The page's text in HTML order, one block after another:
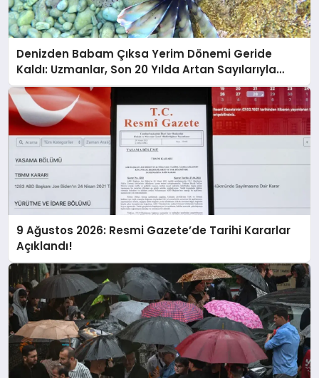
Denizden Babam Çıksa Yerim Dönemi Geride
Kaldı: Uzmanlar, Son 20 Yılda Artan Sayılarıyla
Uyarıyor!
9 Ağustos 2026: Resmi Gazete’de Tarihi Kararlar
Açıklandı!